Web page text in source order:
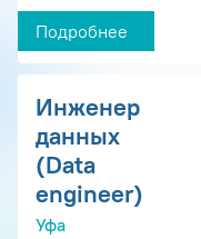
Подробнее
Инженер
данных
(Data
engineer)
Уфа